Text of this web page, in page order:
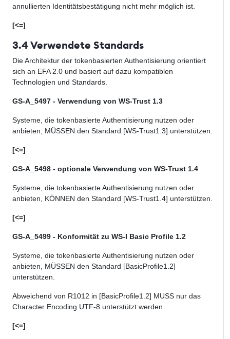
annullierten Identitätsbestätigung nicht mehr möglich ist.
[<=]
3.4 Verwendete Standards
Die Architektur der tokenbasierten Authentisierung orientiert
sich an EFA 2.0 und basiert auf dazu kompatiblen
Technologien und Standards.
GS-A_5497 - Verwendung von WS-Trust 1.3
Systeme, die tokenbasierteAuthentisierung nutzen oder
anbieten, MÜSSEN den Standard [WS-Trust1.3] unterstützen
[<=]
GS-A_5498 - optionale Verwendung von WS-Trust 1.4
Systeme, die tokenbasierteAuthentisierung nutzen oder
anbieten, KÖNNEN den Standard [WS-Trust1.4] unterstützen
[<=]
GS-A_5499 - Konformität zu WS-I Basic Profile 1.2
Systeme, die tokenbasierteAuthentisierung nutzen oder
anbieten, MÜSSEN den Standard [BasicProfile1.2]
unterstützen
Abweichend von R1012 in [BasicProfile1.2] MUSS nur das
Character Encoding UTF-8 unterstützt werden.
[<=]